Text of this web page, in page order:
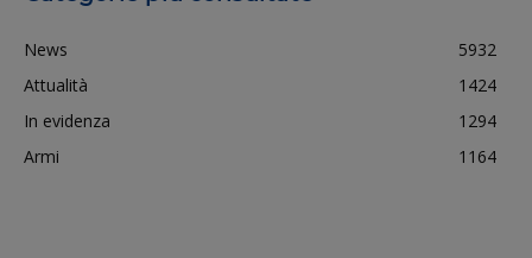
News
5932
Attualità
1424
In evidenza
1294
Armi
1164